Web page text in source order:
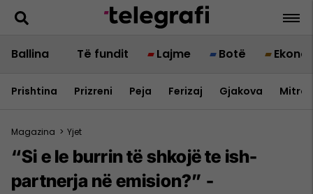
Ballina Të fundit Lajme Botë
Prishtina Prizreni Peja Ferizaj Gjakova
Magazina > Yjet
“Si e le burrin të shkojë te ish-
partnerja në emision?” -